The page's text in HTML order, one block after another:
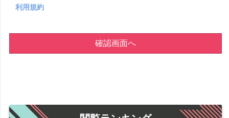
利用規約
確認画面へ